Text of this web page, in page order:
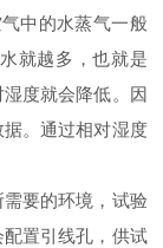
中的水蒸气一般
就越多，也就是
度就会降低。因
。通过相对湿度
要的环境，试验
置引线孔，供试